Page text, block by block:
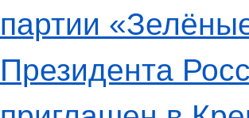
партии
Президента